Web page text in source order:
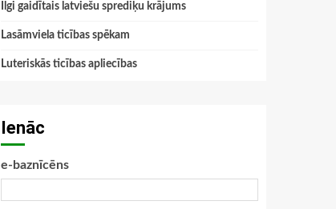
Ilgi gaidītais latviešu sprediķu krājums
Lasāmviela ticības spēkam
Luteriskās ticības apliecības
Ienāc
e-baznīcēns